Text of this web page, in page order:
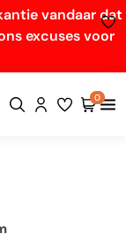
vandaar dat
excuses voor
0